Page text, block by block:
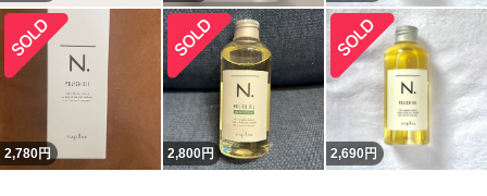
2,780円 2,800円 2,690円